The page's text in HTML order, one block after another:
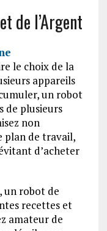
de l’Argent
le choix de la
appareils
un robot
de plusieurs
non
plan de travail,
d’acheter
un robot de
recettes et
amateur de